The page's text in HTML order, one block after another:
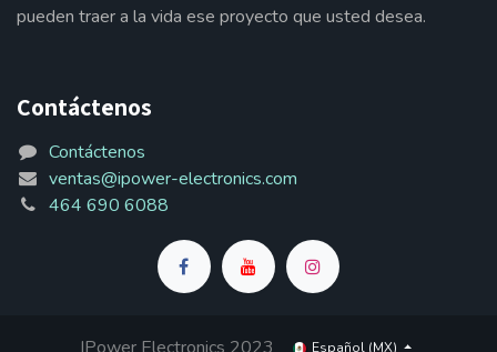
pueden traer a la vida ese proyecto que usted desea.
Contáctenos
Contáctenos
ventas@ipower-electronics.com
464 690 6088
Español (MX)